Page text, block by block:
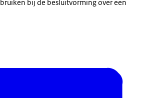
bij de besluitvorming over een